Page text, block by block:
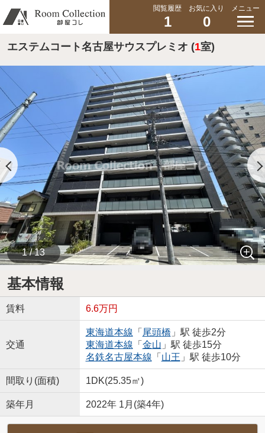
閲覧履歴
1
お気に入り
0
メニュー
エステムコート名古屋サウスプレミオ (1室)
1 / 13
基本情報
賃料 6.6万円
交通
東海道本線 「 尾頭橋 」駅 徒歩2分
東海道本線 「 金山 」駅 徒歩15分
名鉄名古屋本線 「 山王 」駅 徒歩10分
間取り(面積) 1DK(25.35㎡)
築年月 2022年 1月(築4年)